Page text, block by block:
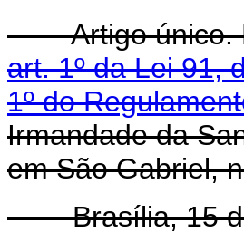
Artigo único. É
art. 1º da Lei 91,
1º do
Irmandade da
em São Gabriel,
Brasília, 15 de